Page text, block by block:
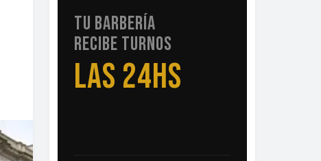
TU BARBERÍA
RECIBE TURNOS
LAS 24HS